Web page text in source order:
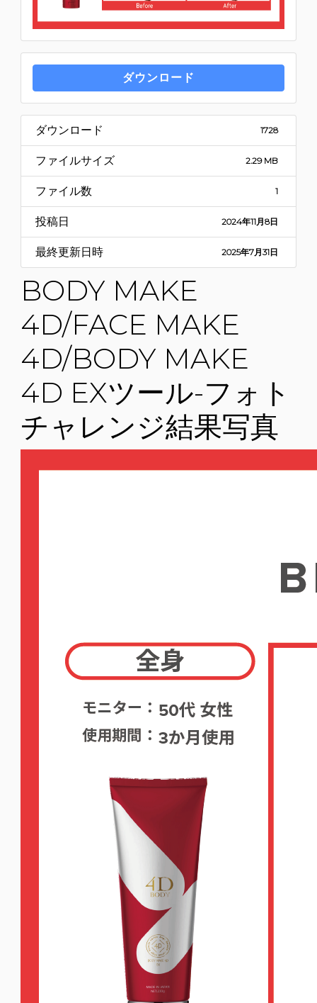
ダウンロード
ダウンロード 1728
ファイルサイズ 2.29 MB
ファイル数 1
投稿日 2024年11月8日
最終更新日時 2025年7月31日
BODY MAKE
4D/FACE MAKE
4D/BODY MAKE
4D EXツール-フォト
チャレンジ結果写真